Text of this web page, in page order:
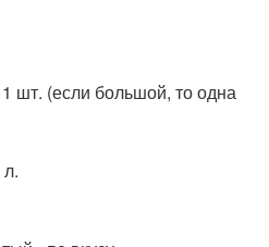
шт. (если большой, то одна